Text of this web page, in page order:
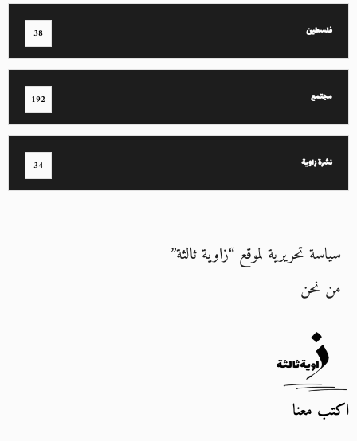
فلسطين 38
مجتمع 192
نشرة زاوية 34
سياسة تحريرية لموقع “زاوية ثالثة”
من نحن
اكتب معنا